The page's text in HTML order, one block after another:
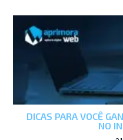
DICAS PARA VOCÊ
NO